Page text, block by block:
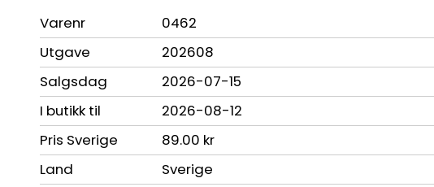
Varenr
0462
Utgave
202608
Salgsdag
2026-07-15
I butikk til
2026-08-12
Pris Sverige
89.00 kr
Land
Sverige